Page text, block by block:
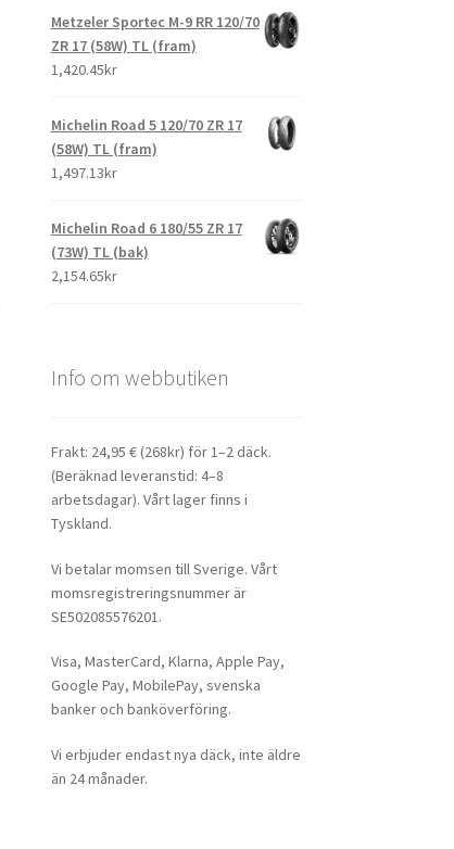
Metzeler Sportec M-9 RR 120/70
ZR 17 (58W) TL (fram)
1,420.45kr
Michelin Road 5 120/70 ZR 17
(58W) TL (fram)
1,497.13kr
Michelin Road 6 180/55 ZR 17
(73W) TL (bak)
2,154.65kr
Info om webbutiken
Frakt: 24,95 € (268kr) för 1–2 däck.
(Beräknad leveranstid: 4–8
arbetsdagar). Vårt lager finns i
Tyskland.
Vi betalar momsen till Sverige. Vårt
momsregistreringsnummer är
SE502085576201.
Visa, MasterCard, Klarna, Apple Pay,
Google Pay, MobilePay, svenska
banker och banköverföring.
Vi erbjuder endast nya däck, inte äldre
än 24 månader.